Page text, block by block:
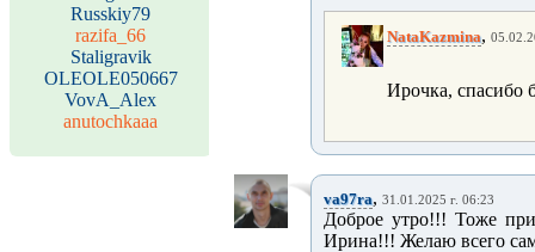
Russkiy79
razifa_66
Staligravik
OLEOLE050667
VovA_Alex
anutochkaaa
NataKazmina,
Ирочка, спасибо
va97ra, 31.01.2025 г. 06:23
Доброе утро!!! Тоже
Ирина!!! Желаю всего